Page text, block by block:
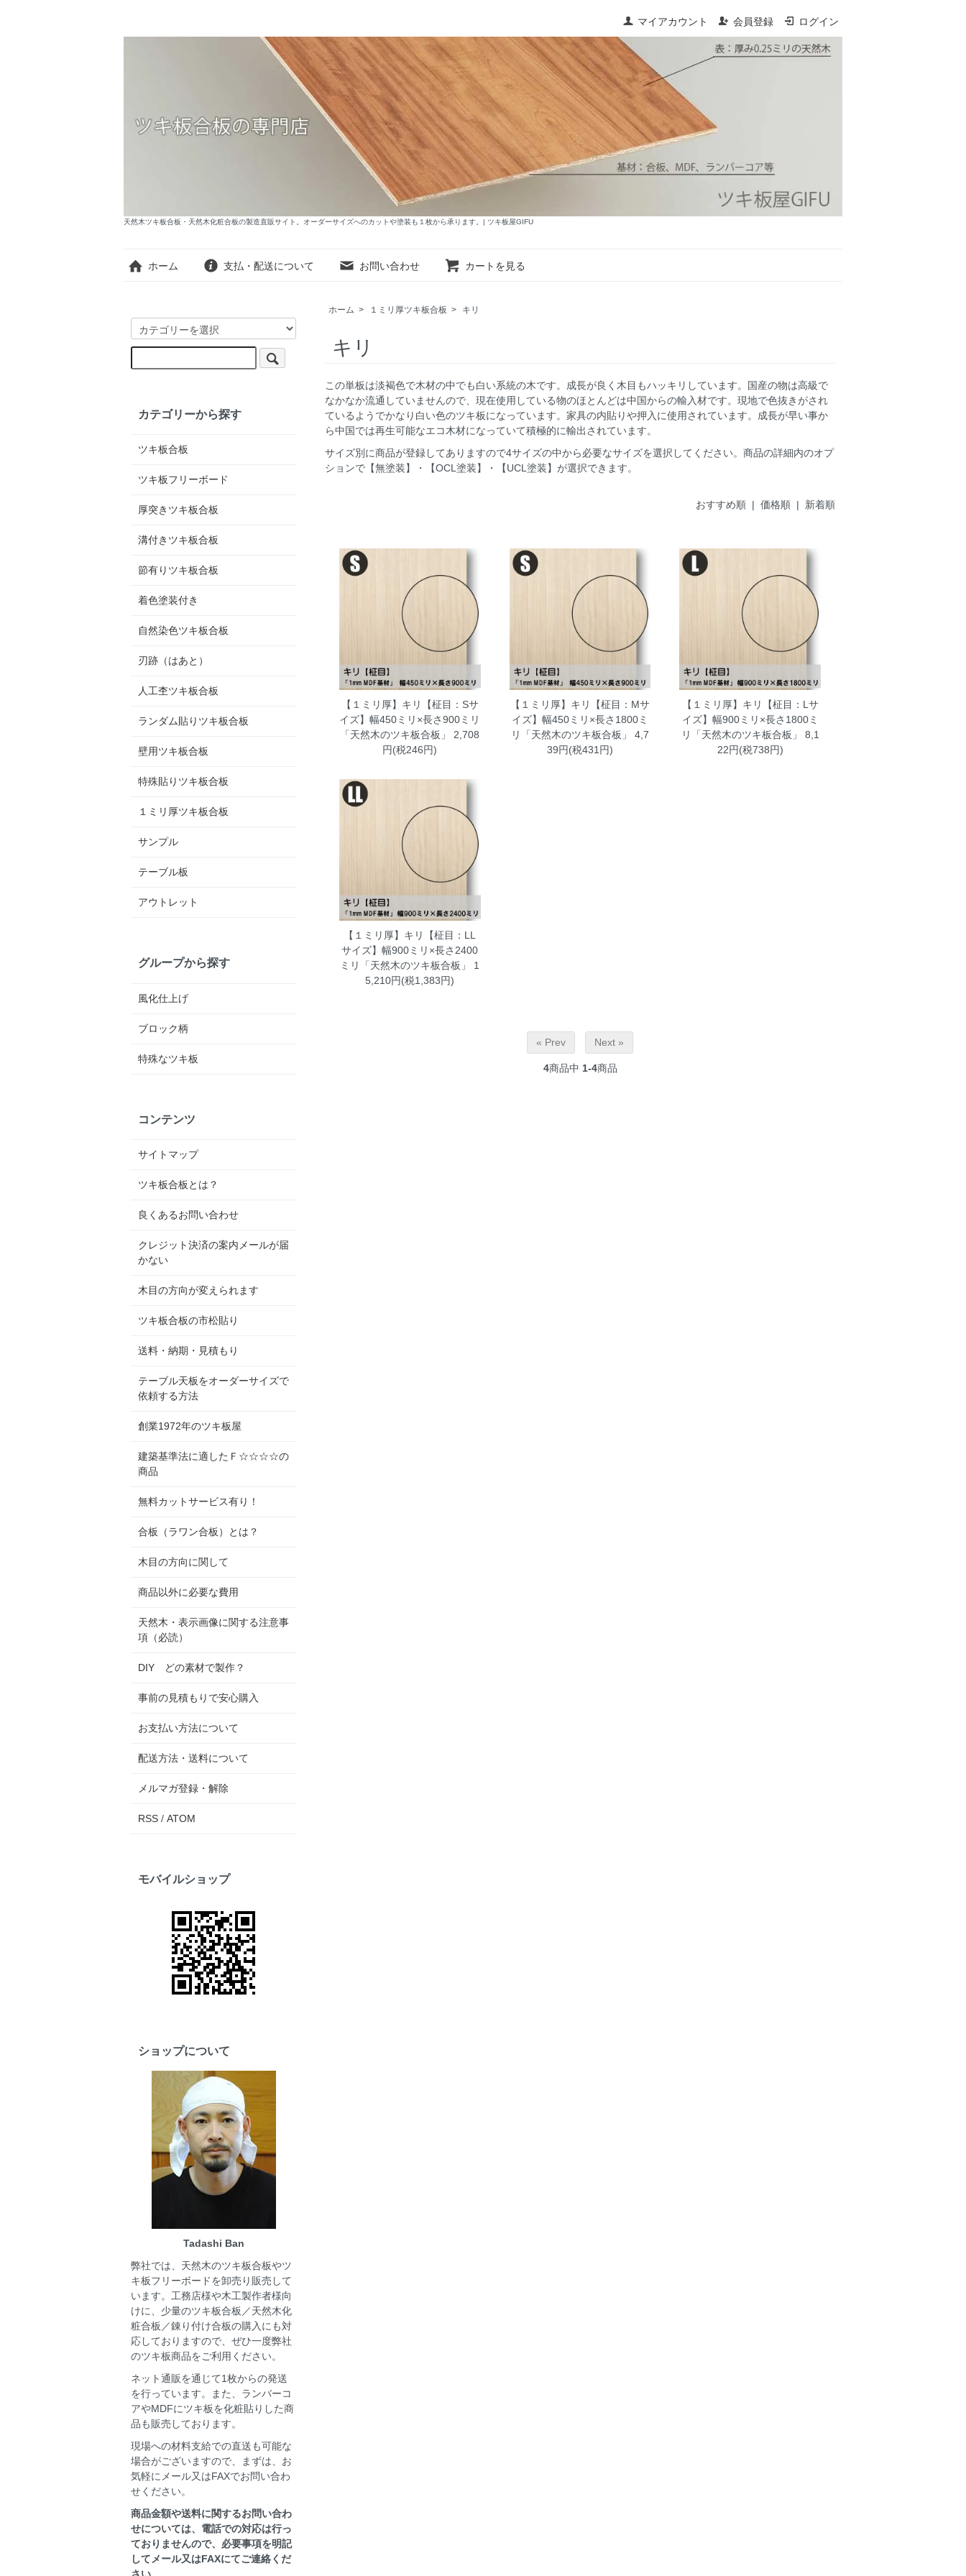
マイアカウント 会員登録 ログイン
天然木ツキ板合板・天然木化粧合板の製造直販サイト。オーダーサイズへのカットや塗装も１枚から承ります。| ツキ板屋GIFU
ホーム 支払・配送について お問い合わせ カートを見る
ホーム > １ミリ厚ツキ板合板 > キリ
キリ
この単板は淡褐色で木材の中でも白い系統の木です。成長が良く木目もハッキリしています。国産の物は高級で
なかなか流通していませんので、現在使用している物のほとんどは中国からの輸入材です。現地で色抜きがされ
ているようでかなり白い色のツキ板になっています。家具の内貼りや押入に使用されています。成長が早い事か
ら中国では再生可能なエコ木材になっていて積極的に輸出されています。
サイズ別に商品が登録してありますので4サイズの中から必要なサイズを選択してください。商品の詳細内のオプ
ションで【無塗装】・【OCL塗装】・【UCL塗装】が選択できます。
おすすめ順 | 価格順 | 新着順
【１ミリ厚】キリ【柾目：Sサ
イズ】幅450ミリ×長さ900ミリ
「天然木のツキ板合板」
2,708
円(税246円)
【１ミリ厚】キリ【柾目：Mサ
イズ】幅450ミリ×長さ1800ミ
リ「天然木のツキ板合板」
4,7
39円(税431円)
【１ミリ厚】キリ【柾目：Lサ
イズ】幅900ミリ×長さ1800ミ
リ「天然木のツキ板合板」
8,1
22円(税738円)
【１ミリ厚】キリ【柾目：LL
サイズ】幅900ミリ×長さ2400
ミリ「天然木のツキ板合板」
1
5,210円(税1,383円)
« Prev Next »
4商品中 1-4商品
カテゴリーから探す
ツキ板合板
ツキ板フリーボード
厚突きツキ板合板
溝付きツキ板合板
節有りツキ板合板
着色塗装付き
自然染色ツキ板合板
刃跡（はあと）
人工杢ツキ板合板
ランダム貼りツキ板合板
壁用ツキ板合板
特殊貼りツキ板合板
１ミリ厚ツキ板合板
サンプル
テーブル板
アウトレット
グループから探す
風化仕上げ
ブロック柄
特殊なツキ板
コンテンツ
サイトマップ
ツキ板合板とは？
良くあるお問い合わせ
クレジット決済の案内メールが届
かない
木目の方向が変えられます
ツキ板合板の市松貼り
送料・納期・見積もり
テーブル天板をオーダーサイズで
依頼する方法
創業1972年のツキ板屋
建築基準法に適したＦ☆☆☆☆の
商品
無料カットサービス有り！
合板（ラワン合板）とは？
木目の方向に関して
商品以外に必要な費用
天然木・表示画像に関する注意事
項（必読）
DIY どの素材で製作？
事前の見積もりで安心購入
お支払い方法について
配送方法・送料について
メルマガ登録・解除
RSS / ATOM
モバイルショップ
ショップについて
Tadashi Ban
弊社では、天然木のツキ板合板やツ
キ板フリーボードを卸売り販売して
います。工務店様や木工製作者様向
けに、少量のツキ板合板／天然木化
粧合板／錬り付け合板の購入にも対
応しておりますので、ぜひ一度弊社
のツキ板商品をご利用ください。
ネット通販を通じて1枚からの発送
を行っています。また、ランバーコ
アやMDFにツキ板を化粧貼りした商
品も販売しております。
現場への材料支給での直送も可能な
場合がございますので、まずは、お
気軽にメール又はFAXでお問い合わ
せください。
商品金額や送料に関するお問い合わ
せについては、電話での対応は行っ
ておりませんので、必要事項を明記
してメール又はFAXにてご連絡くだ